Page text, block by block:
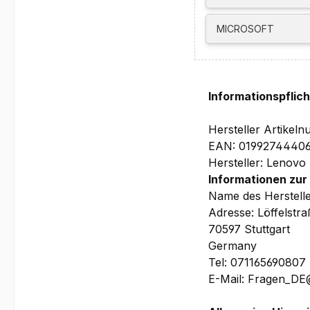
Die maximale
ab.
Software:
315.9 x 223.7 x 10.9/
3 Jahre Depot/
u.a. priorisierten
Bilder und
MICROSOFT
Hersteller
EAN:
Hersteller: Lenovo
Informationen
Name des
Adresse:
70597 Stuttgart
Germany
Tel: 071165690807
E-Mail: